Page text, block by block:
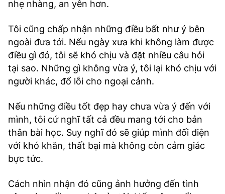
nhẹ nhàng, an yên hơn.
Tôi cũng chấp nhận những điều bất như ý bên
ngoài đưa tới. Nếu ngày xưa khi không làm được
điều gì đó, tôi sẽ khó chịu và đặt nhiều câu hỏi
tại sao. Những gì không vừa ý, tôi lại khó chịu với
người khác, đổ lỗi cho ngoại cảnh.
Nếu những điều tốt đẹp hay chưa vừa ý đến với
mình, tôi cứ nghĩ tất cả đều mang tới cho bản
thân bài học. Suy nghĩ đó sẽ giúp mình đối diện
với khó khăn, thất bại mà không còn cảm giác
bực tức.
Cách nhìn nhận đó cũng ảnh hưởng đến tình